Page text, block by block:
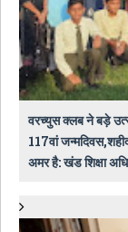
वरच्युस क्लब ने बड़े
117वां
अमर है: खंड शिक्षा